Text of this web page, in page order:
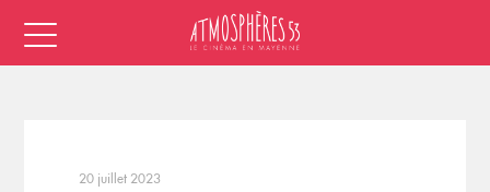
20 juillet 2023